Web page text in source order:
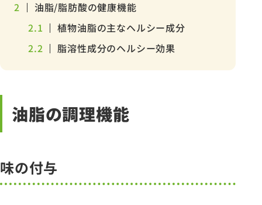
2
油脂/脂肪酸の健康機能
2.1
植物油脂の主なヘルシー成分
2.2
脂溶性成分のヘルシー効果
油脂の調理機能
味の付与